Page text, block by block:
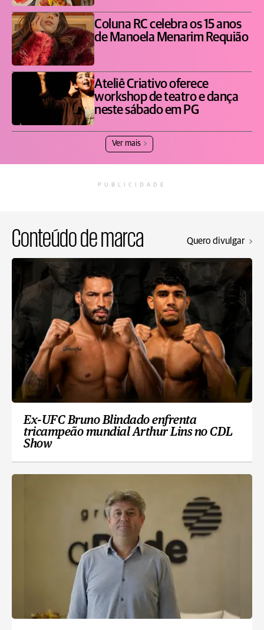
Coluna RC celebra os 15 anos
de Manoela Menarim Requião
Ateliê Criativo oferece
workshop de teatro e dança
neste sábado em PG
Ver mais
PUBLICIDADE
Conteúdo de marca Quero divulgar
Ex-UFC Bruno Blindado enfrenta
tricampeão mundial Arthur Lins no CDL
Show